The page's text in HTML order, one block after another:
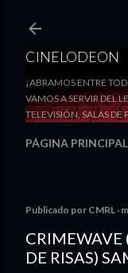
CINELODEON
¡ABRAMOS ENTRE
VAMOS A SERVIR DEL
TELEVISIÓN, SALAS DE
PÁGINA PRINCIPAL
Publicado por CMRL
CRIMEWAVE
DE RISAS)